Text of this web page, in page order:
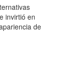
invirtió en
de